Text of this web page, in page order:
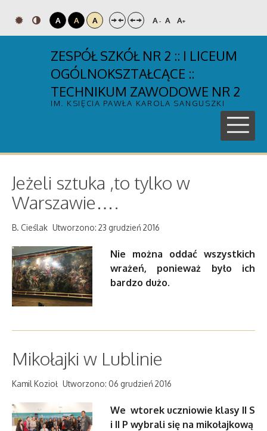
A A A A- A A+
ZESPÓŁ SZKÓŁ NR 2 :: I LICEUM
OGÓLNOKSZTAŁCĄCE ::
TECHNIKUM ZAWODOWE NR 2
IM. KSIĘCIA PAWŁA KAROLA SANGUSZKI
Jeżeli sztuka ,to tylko w
Warszawie….
B. Cieślak Utworzono: 23 grudzień 2016
Nie można oddać wszystkich
wrażeń, ponieważ było ich
bardzo dużo.
Mikołajki w Lublinie
Kamil Kozioł Utworzono: 06 grudzień 2016
We wtorek uczniowie klasy II S
i II P wybrali się na mikołajkową